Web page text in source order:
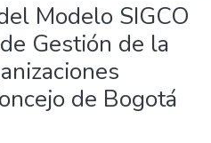
Modelo SIGCO
Gestión de la
de Bogotá